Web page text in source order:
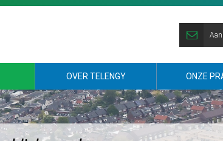
OVER TELENGY ONZE